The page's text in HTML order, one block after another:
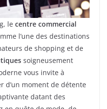
le centre commercial
l’une des destinations
de shopping et de
soigneusement
vous invite à
d’un moment de détente
datant des